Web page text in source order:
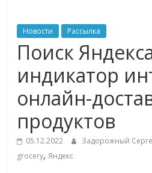
ритейле,
логистике,
соцсетях
Портал
Новости Рассылка
Поиск
индикатор
онлайн-
продуктов
05.12.2022 Задорожный
grocery,Яндекс